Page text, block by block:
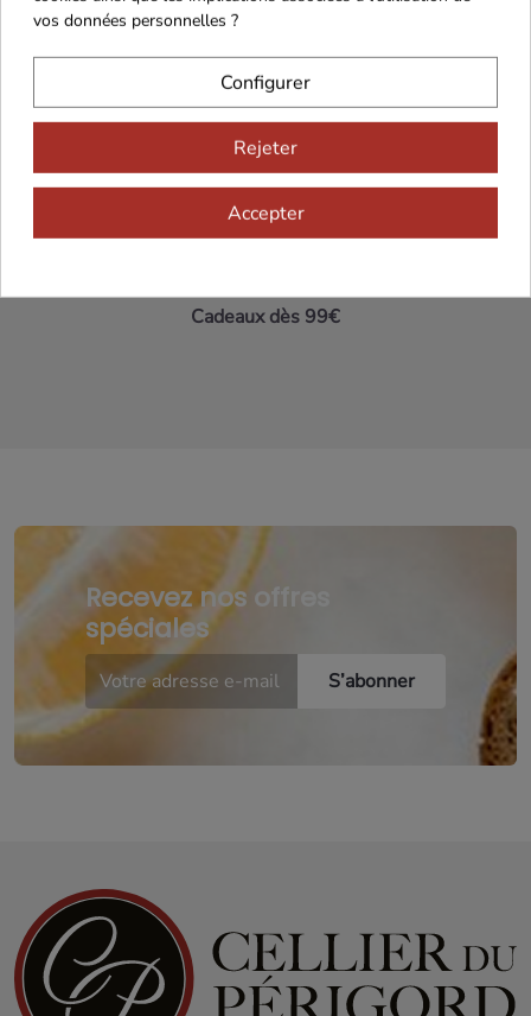
Maison Familiale Paiement Sécurisé
Franco de port 79€ Livraison 24h/48h
Cadeaux dès 99€
Recevez nos offres
spéciales
vos données personnelles ?
Configurer
Rejeter
Accepter